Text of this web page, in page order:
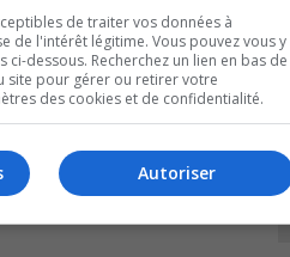
de traiter vos données à
de l'intérêt légitime. Vous pouvez vous y
dessous. Recherchez un lien en bas de
site pour gérer ou retirer votre
des cookies et de confidentialité.
Autoriser